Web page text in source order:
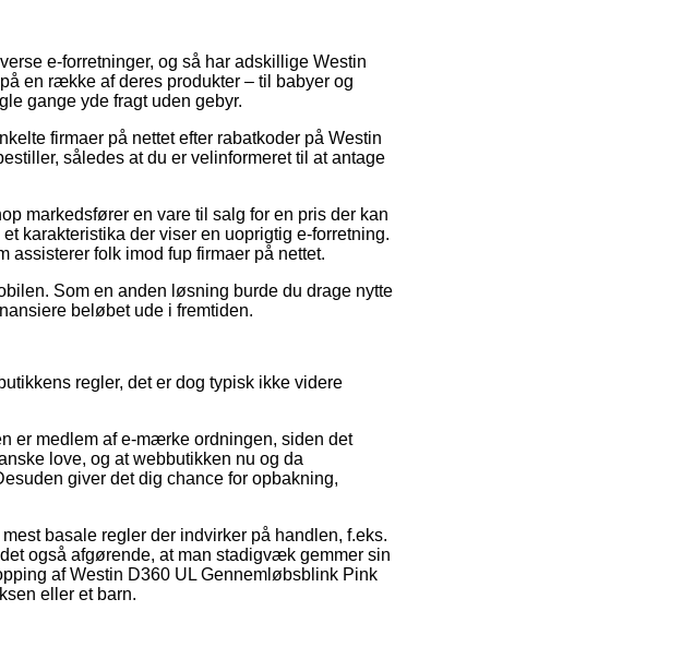
e-forretninger, og så har adskillige Westin
en række af deres produkter – til babyer og
gange yde fragt uden gebyr.
firmaer på nettet efter rabatkoder på Westin
således at du er velinformeret til at antage
markedsfører en vare til salg for en pris der kan
karakteristika der viser en uoprigtig e-forretning.
assisterer folk imod fup firmaer på nettet.
Som en anden løsning burde du drage nytte
beløbet ude i fremtiden.
regler, det er dog typisk ikke videre
er medlem af e-mærke ordningen, siden det
love, og at webbutikken nu og da
giver det dig chance for opbakning,
basale regler der indvirker på handlen, f.eks.
også afgørende, at man stadigvæk gemmer sin
af Westin D360 UL Gennemløbsblink Pink
eller et barn.